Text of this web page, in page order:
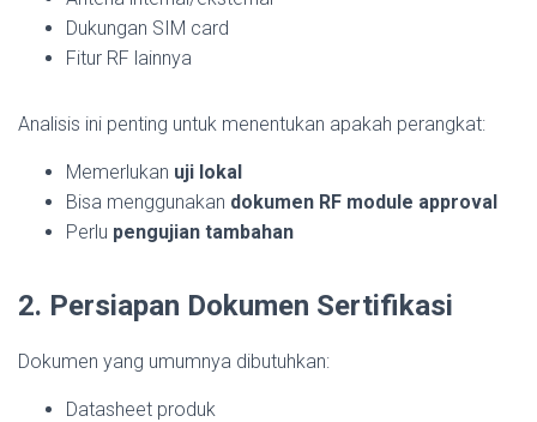
Dukungan SIM card
Fitur RF lainnya
Analisis ini penting untuk menentukan apakah perangkat:
Memerlukan uji lokal
Bisa menggunakan dokumen RF module approval
Perlu pengujian tambahan
2. Persiapan Dokumen Sertifikasi
Dokumen yang umumnya dibutuhkan:
Datasheet produk